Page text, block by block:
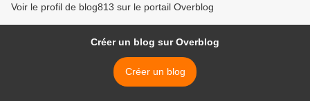
Voir le profil de blog813 sur le portail Overblog
Créer un blog sur Overblog
Créer un blog